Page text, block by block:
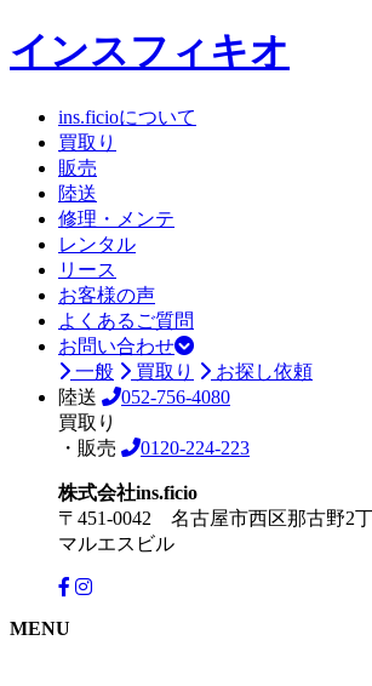
インスフィキオ
ins.ficioについて
買取り
販売
陸送
修理・メンテ
レンタル
リース
お客様の声
よくあるご質問
お問い合わせ
一般
買取り
お探し依頼
陸送
052-756-4080
買取り
・販売
0120-224-223
株式会社ins.ficio
〒451-0042 名古屋市西区那古野2
マルエスビル
MENU